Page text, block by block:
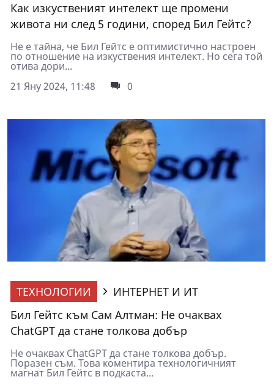
Как изкуственият интелект ще промени
живота ни след 5 години, според Бил Гейтс?
Не е тайна, че Бил Гейтс е оптимистично настроен
по отношение на изкуствения интелект. Но сега той
отива дори...
21 Яну 2024, 11:48
0
ТЕХНОЛОГИИ
ИНТЕРНЕТ И ИТ
Бил Гейтс към Сам Алтман: Не очаквах
ChatGPT да стане толкова добър
Не очаквах ChatGPT да стане толкова добър.
Поразен съм. Това коментира технологичният
магнат Бил Гейтс в подкаста...